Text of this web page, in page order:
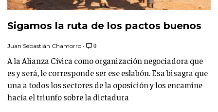
Sigamos la ruta de los pactos buenos
Juan Sebastián Chamorro • 0
A la Alianza Cívica como organización negociadora que
es y será, le corresponde ser ese eslabón. Esa bisagra que
una a todos los sectores de la oposición y los encamine
hacía el triunfo sobre la dictadura